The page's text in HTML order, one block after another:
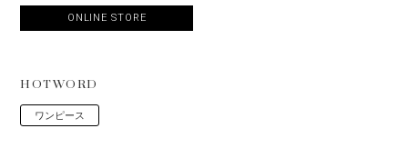
ONLINE STORE
HOTWORD
ワンピース